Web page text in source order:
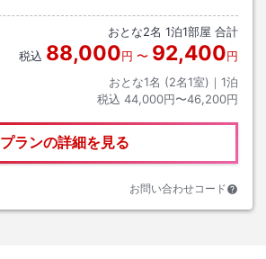
おとな2名 1泊1部屋 合計
税込 88,000円 〜 92,400円
おとな1名 (2名1室)｜ 1泊
税込 44,000円〜46,200円
プランの詳細を見る
お問い合わせコード